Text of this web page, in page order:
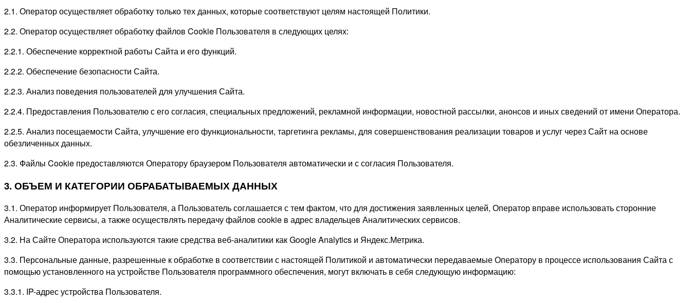
2.1. Оператор осуществляет обработку только тех данных, которые соответствуют целям настоящей Политики.
2.2. Оператор осуществляет обработку файлов Cookie Пользователя в следующих целях:
2.2.1. Обеспечение корректной работы Сайта и его функций.
2.2.2. Обеспечение безопасности Сайта.
2.2.3. Анализ поведения пользователей для улучшения Сайта.
2.2.4. Предоставления Пользователю с его согласия, специальных предложений, рекламной информации, новостной рассылки, анонсов и иных сведений от имени Оператора.
2.2.5. Анализ посещаемости Сайта, улучшение его функциональности, таргетинга рекламы, для совершенствования реализации товаров и услуг через Сайт на основе
обезличенных данных.
2.3. Файлы Cookie предоставляются Оператору браузером Пользователя автоматически и с согласия Пользователя.
3. ОБЪЕМ И КАТЕГОРИИ ОБРАБАТЫВАЕМЫХ ДАННЫХ
3.1. Оператор информирует Пользователя, а Пользователь соглашается с тем фактом, что для достижения заявленных целей, Оператор вправе использовать сторонние
Аналитические сервисы, а также осуществлять передачу файлов cookie в адрес владельцев Аналитических сервисов.
3.2. На Сайте Оператора используются такие средства веб-аналитики как Google Analytics и Яндекс.Метрика.
3.3. Персональные данные, разрешенные к обработке в соответствии с настоящей Политикой и автоматически передаваемые Оператору в процессе использования Сайта с
помощью установленного на устройстве Пользователя программного обеспечения, могут включать в себя следующую информацию:
3.3.1. IP-адрес устройства Пользователя.